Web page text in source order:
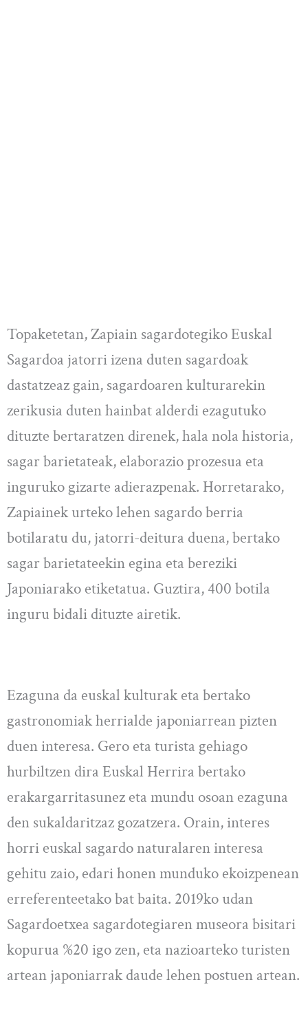
Topaketetan, Zapiain sagardotegiko Euskal
Sagardoa jatorri izena duten sagardoak
dastatzeaz gain, sagardoaren kulturarekin
zerikusia duten hainbat alderdi ezagutuko
dituzte bertaratzen direnek, hala nola historia,
sagar barietateak, elaborazio prozesua eta
inguruko gizarte adierazpenak. Horretarako,
Zapiainek urteko lehen sagardo berria
botilaratu du, jatorri-deitura duena, bertako
sagar barietateekin egina eta bereziki
Japoniarako etiketatua. Guztira, 400 botila
inguru bidali dituzte airetik.
Ezaguna da euskal kulturak eta bertako
gastronomiak herrialde japoniarrean pizten
duen interesa. Gero eta turista gehiago
hurbiltzen dira Euskal Herrira bertako
erakargarritasunez eta mundu osoan ezaguna
den sukaldaritzaz gozatzera. Orain, interes
horri euskal sagardo naturalaren interesa
gehitu zaio, edari honen munduko ekoizpenean
erreferenteetako bat baita. 2019ko udan
Sagardoetxea sagardotegiaren museora bisitari
kopurua %20 igo zen, eta nazioarteko turisten
artean japoniarrak daude lehen postuen artean.